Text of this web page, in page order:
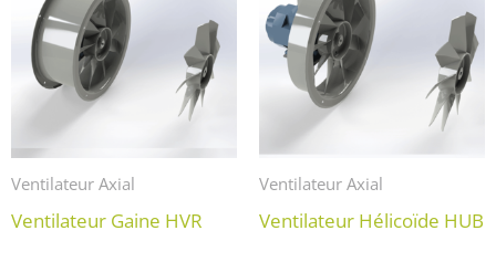
Ventilateur Axial
Ventilateur Gaine HVR
Ventilateur Axial
Ventilateur Hélicoïde HUB